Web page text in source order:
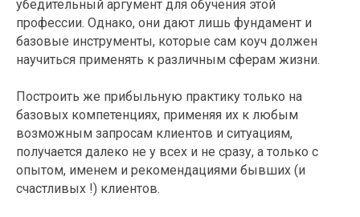
убедительный аргумент для обучения этой
профессии. Однако, они дают лишь фундамент и
базовые инструменты, которые сам коуч должен
научиться применять к различным сферам жизни.
Построить же прибыльную практику только на
базовых компетенциях, применяя их к любым
возможным запросам клиентов и ситуациям,
получается далеко не у всех и не сразу, а только с
опытом, именем и рекомендациями бывших (и
счастливых !) клиентов.